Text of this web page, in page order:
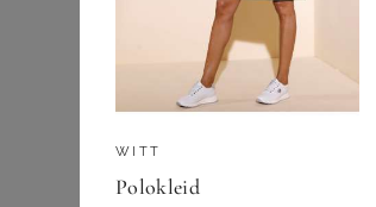
Wickelkleider
Outdoorbekleidung
Pullover & Strick
Röcke
WITT
Polokleid